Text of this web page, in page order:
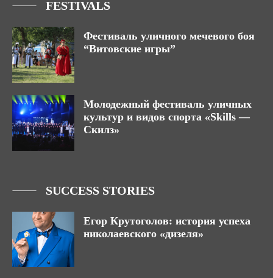
FESTIVALS
Фестиваль уличного мечевого боя
“Витовские игры”
Молодежный фестиваль уличных
культур и видов спорта «Skills —
Скилз»
SUCCESS STORIES
Егор Крутоголов: история успеха
николаевского «дизеля»